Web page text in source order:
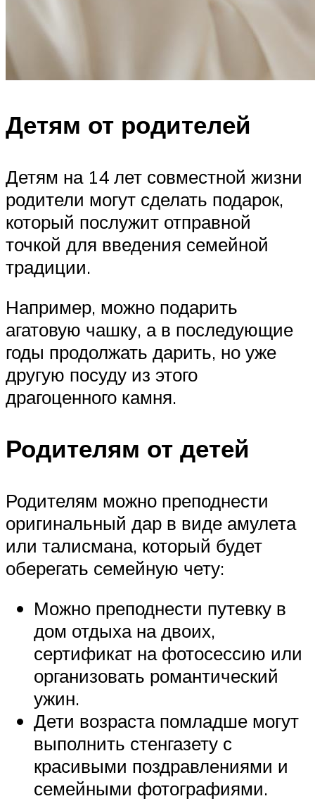
Детям от родителей
Детям на 14 лет совместной жизни
родители могут сделать подарок,
который послужит отправной
точкой для введения семейной
традиции.
Например, можно подарить
агатовую чашку, а в последующие
годы продолжать дарить, но уже
другую посуду из этого
драгоценного камня.
Родителям от детей
Родителям можно преподнести
оригинальный дар в виде амулета
или талисмана, который будет
оберегать семейную чету:
Можно преподнести путевку в
дом отдыха на двоих,
сертификат на фотосессию или
организовать романтический
ужин.
Дети возраста помладше могут
выполнить стенгазету с
красивыми поздравлениями и
семейными фотографиями.